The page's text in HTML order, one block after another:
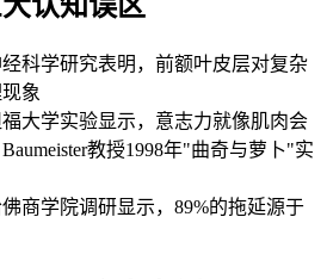
认知误区
经科学研究表明，前额叶皮层对复杂
象
福大学实验显示，意志力就像肌肉会
教授1998年"曲奇与萝卜"实
佛商学院调研显示，89%的拖延源于